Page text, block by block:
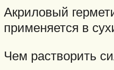
Акриловый
применяется в
Чем растворить